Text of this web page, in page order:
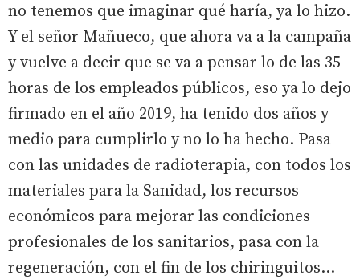
no tenemos que imaginar qué haría, ya lo hizo.
Y el señor Mañueco, que ahora va a la campaña
y vuelve a decir que se va a pensar lo de las 35
horas de los empleados públicos, eso ya lo dejo
firmado en el año 2019, ha tenido dos años y
medio para cumplirlo y no lo ha hecho. Pasa
con las unidades de radioterapia, con todos los
materiales para la Sanidad, los recursos
económicos para mejorar las condiciones
profesionales de los sanitarios, pasa con la
regeneración, con el fin de los chiringuitos…